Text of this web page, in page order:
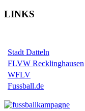
LINKS
Stadt Datteln
FLVW Recklinghausen
WFLV
Fussball.de